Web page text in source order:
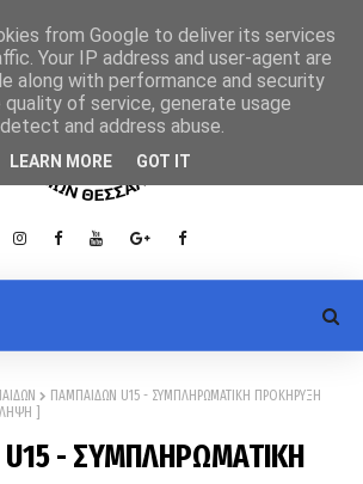
ΠΑΜΠΑΙΔΩΝ U15 - ΣΥΜΠΛΗΡΩΜΑΤΙΚΗ ΠΡΟΚΗΡΥΞΗ
]
- ΣΥΜΠΛΗΡΩΜΑΤΙΚΗ
from Google to deliver its services
Your IP address and user-agent are
along with performance and security
of service, generate usage
and address abuse.
LEARN MORE GOT IT